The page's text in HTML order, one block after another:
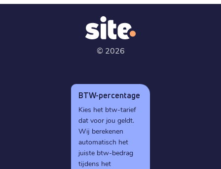
© 2026
BTW-percentage
Kies het btw-tarief
dat voor jou geldt.
Wij berekenen
automatisch het
juiste btw-bedrag
tijdens het